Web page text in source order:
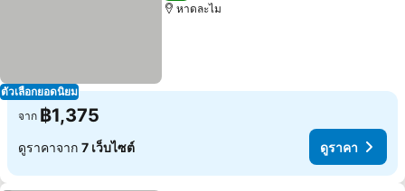
ตัวเลือกยอดนิยม
หาดละไม
จาก ฿1,375
ดูราคาจาก 7 เว็บไซต์ ดูราคา